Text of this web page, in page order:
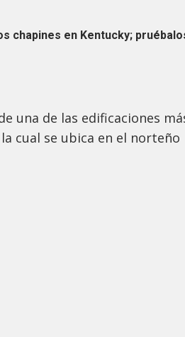
chapines en Kentucky;
una de las edificaciones
cual se ubica en el norteño